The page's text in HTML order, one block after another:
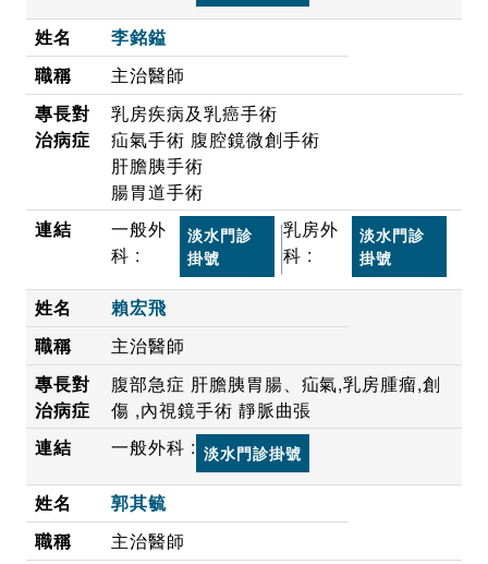
李銘鎰
主治醫師
乳房疾病及乳癌手術
疝氣手術 腹腔鏡微創手術
肝膽胰手術
腸胃道手術
一般外
科 :
淡水門診
掛號
乳房外
科 :
淡水門診
掛號
賴宏飛
主治醫師
腹部急症 肝膽胰胃腸、疝氣,乳房腫瘤,創
傷 ,內視鏡手術 靜脈曲張
一般外科 : 淡水門診掛號
郭其毓
主治醫師